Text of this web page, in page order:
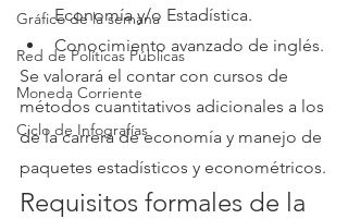
Gráfico de la semana
Red de Políticas Públicas
Moneda Corriente
Ciclo de Infografías
Economía y/o Estadística.
Conocimiento avanzado de inglés.
Se valorará el contar con cursos de
métodos cuantitativos adicionales a los
de la carrera de economía y manejo de
paquetes estadísticos y econométricos.
Requisitos formales de la